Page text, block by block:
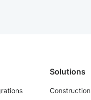
Solutions
Construction